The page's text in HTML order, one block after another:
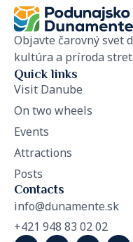
Objavte čarovný svet
kultúra a príroda
Quick links
Visit Danube
On two wheels
Events
Attractions
Posts
Contacts
info@dunamente.sk
+421 948 83 02 02